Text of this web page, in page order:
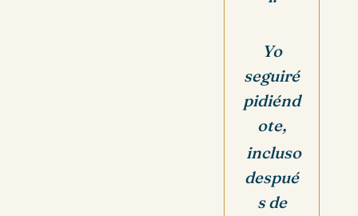
Yo
seguiré
pidiénd
ote,
incluso
despué
s de